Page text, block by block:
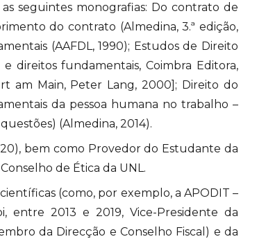
seguintes monografias: Do contrato de
do contrato (Almedina, 3.ª edição,
(AAFDL, 1990); Estudos de Direito
direitos fundamentais, Coimbra Editora,
am Main, Peter Lang, 2000]; Direito do
da pessoa humana no trabalho –
(Almedina, 2014).
bem como Provedor do Estudante da
de Ética da UNL.
(como, por exemplo, a APODIT –
entre 2013 e 2019, Vice-Presidente da
da Direcção e Conselho Fiscal) e da